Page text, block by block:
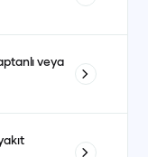
fiyatlar daha
fiyatlarla
bırakma
ve
tercihine
veya
denizcilik